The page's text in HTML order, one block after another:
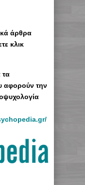
άρθρα
κλικ
τα
αφορούν την